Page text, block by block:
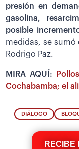
presión en
gasolina,
posible
medidas, se sumó
Rodrigo Paz.
MIRA AQUÍ:
Cochabamba; el
DIÁLOGO
RECIBE